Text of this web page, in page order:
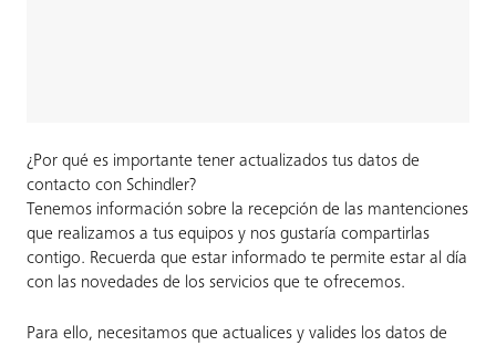
¿Por qué es importante tener actualizados tus datos de
contacto con Schindler?
Tenemos información sobre la recepción de las mantenciones
que realizamos a tus equipos y nos gustaría compartirlas
contigo. Recuerda que estar informado te permite estar al día
con las novedades de los servicios que te ofrecemos.
Para ello, necesitamos que actualices y valides los datos de